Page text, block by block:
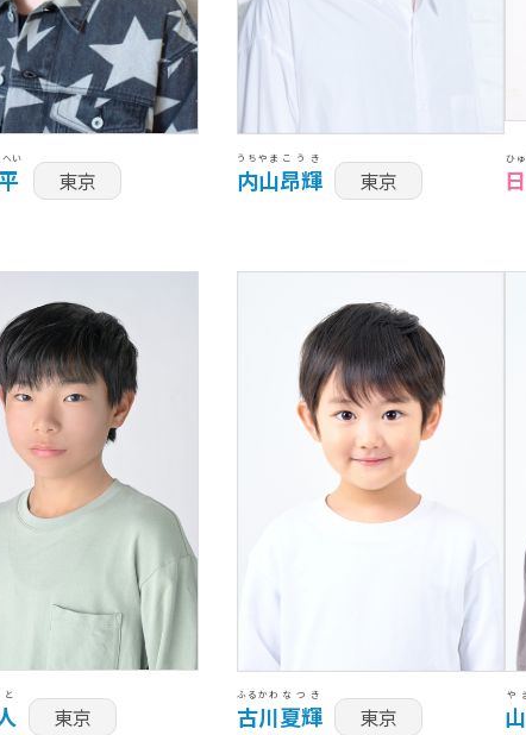
へい
東京 内山
うちやま
昂輝
こうき
東京
ひ
東京 古川
ふるかわ
夏輝
なつき
東京
や